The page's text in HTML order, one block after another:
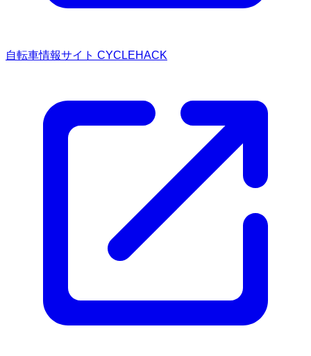
自転車情報サイト CYCLEHACK